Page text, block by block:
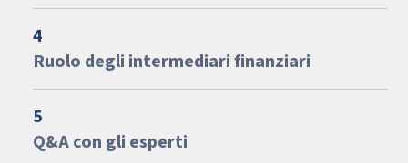
4
Ruolo degli intermediari finanziari
5
Q&A con gli esperti